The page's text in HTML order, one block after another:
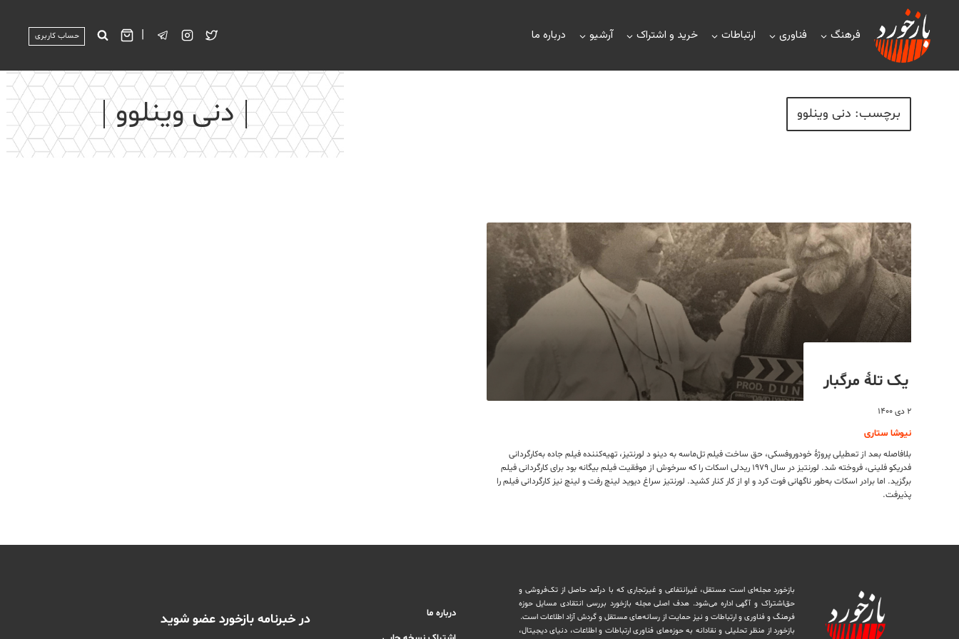
فرهنگ فناوری ارتباطات خرید و اشتراک آرشیو درباره ما | حساب کاربری
برچسب: دنی وینلوو دنی وینلوو
یک تلۀ مرگبار
۲ دی ۱۴۰۰
نیوشا ستاری
بلافاصله بعد از تعطیلی پروژۀ خودوروفسکی، حق ساخت فیلم تل‌ماسه به دینو د لورنتیز، تهیه‌کننده فیلم‌ جاده به‌کارگردانی
فدریکو فلینی، فروخته شد. لورنتیز در سال ۱۹۷۹ ریدلی اسکات را که سرخوش از موفقیت فیلم بیگانه بود برای کارگردانی فیلم
برگزید. اما برادر اسکات به‌طور ناگهانی فوت کرد و او از کار کنار کشید. لورنتیز سراغ دیوید لینچ رفت و لینچ نیز کارگردانی فیلم را
پذیرفت.
بازخورد مجله‌ای است مستقل، غیرانتفاعی و غیرتجاری که با درآمد حاصل از تک‌فروشی و
حق‌اشتراک و آگهی اداره می‌شود. ‏هدف اصلی مجله بازخورد بررسی انتقادی مسایل حوزه
فرهنگ و فناوری و ارتباطات و نیز حمایت از رسانه‌های مستقل و‌ گردش ‏آزاد اطلاعات است.
بازخورد از منظر تحلیلی و نقادانه به حوزه‌های فناوری ارتباطات و اطلاعات، دنیای دیجیتال،
درباره ما
در خبرنامه بازخورد عضو شوید